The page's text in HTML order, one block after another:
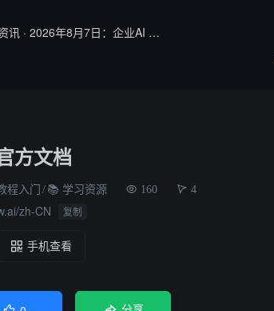
神爪资讯 · 2026年8月7日：企业AI Agent部署率破54%、Claude Haiku 4.5性能比肩GPT-5
方文档
程入门 / 📚 学习资源 160 4
zh-CN 复制
手机查看